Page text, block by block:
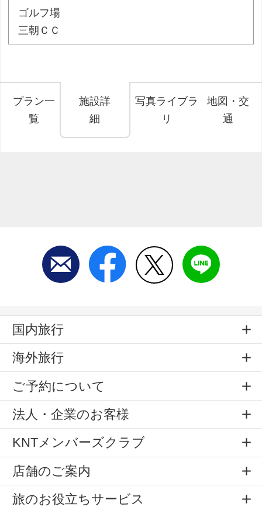
ゴルフ場
三朝ＣＣ
プラン一
覧
施設詳
細
写真ライブラ
リ
地図・交
通
国内旅行
海外旅行
ご予約について
法人・企業のお客様
KNTメンバーズクラブ
店舗のご案内
旅のお役立ちサービス